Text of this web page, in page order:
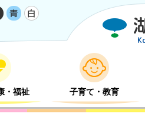
・福祉 子育て・教育